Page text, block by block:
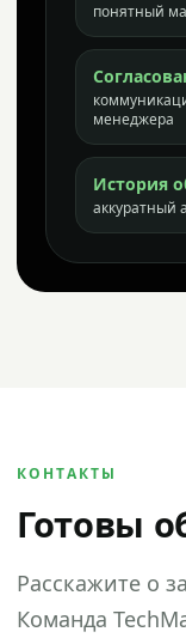
понятный
менеджера
История
аккуратный
КОНТАКТЫ
Готовы
Расскажите о
Команда